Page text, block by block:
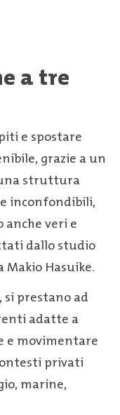
a tre
e spostare
grazie a un
struttura
inconfondibili,
anche veri e
dallo studio
Makio Hasuike.
si prestano ad
adatte a
e movimentare
privati
marine,